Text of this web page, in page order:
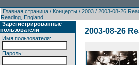
Главная страница / Концерты / 2003 / 2003-08-26
Reading, England
Зарегистрированные
пользователи
Имя пользователя:
Пароль:
2003-08-26